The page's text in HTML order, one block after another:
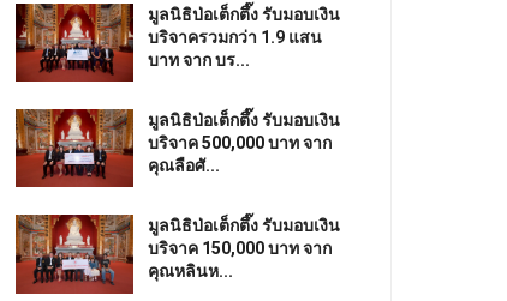
มูลนิธิป่อเต็กตึ๊ง รับมอบเงิน
บริจาครวมกว่า 1.9 แสน
บาท จาก บร...
มูลนิธิป่อเต็กตึ๊ง รับมอบเงิน
บริจาค 500,000 บาท จาก
คุณลือศั...
มูลนิธิป่อเต็กตึ๊ง รับมอบเงิน
บริจาค 150,000 บาท จาก
คุณหลินห...